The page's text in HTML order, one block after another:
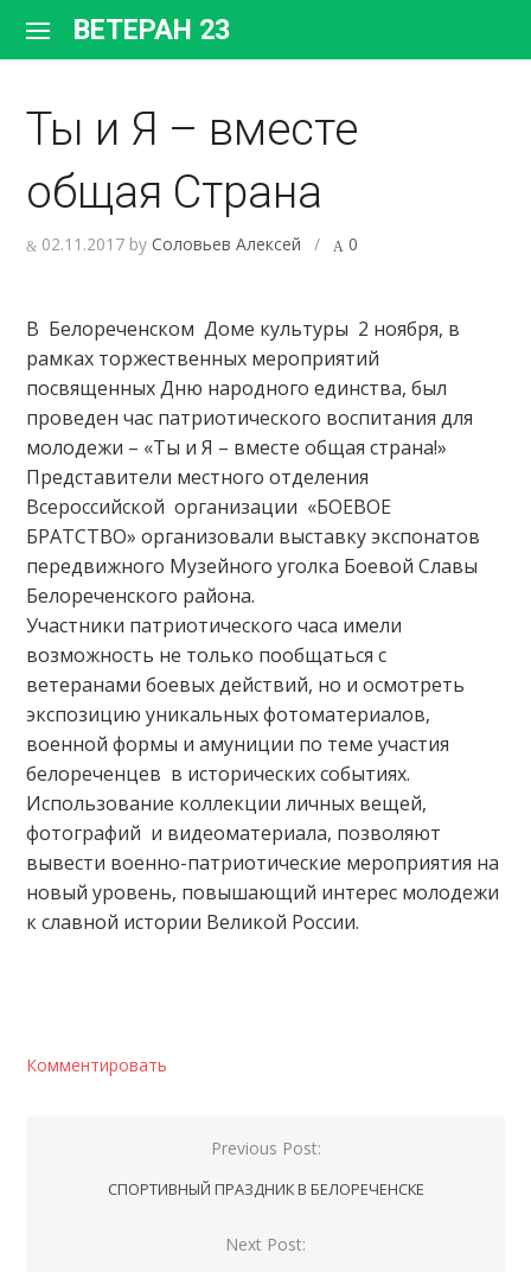
содержимому
ВЕТЕРАН 23
Ты и Я – вместе
общая Страна
02.11.2017 byСоловьев Алексей / 0
В Белореченском Доме культуры 2 ноября, в
рамках торжественных мероприятий
посвященных Дню народного единства, был
проведен час патриотического воспитания для
молодежи – «Ты и Я – вместе общая страна!»
Представители местного отделения
Всероссийской организации «БОЕВОЕ
БРАТСТВО» организовали выставку экспонатов
передвижного Музейного уголка Боевой Славы
Белореченского района.
Участники патриотического часа имели
возможность не только пообщаться с
ветеранами боевых действий, но и осмотреть
экспозицию уникальных фотоматериалов,
военной формы и амуниции по теме участия
белореченцев в исторических событиях.
Использование коллекции личных вещей,
фотографий и видеоматериала, позволяют
вывести военно-патриотические мероприятия на
новый уровень, повышающий интерес молодежи
к славной истории Великой России.
Комментировать
Previous Post:
СПОРТИВНЫЙ ПРАЗДНИК В БЕЛОРЕЧЕНСКЕ
Next Post: